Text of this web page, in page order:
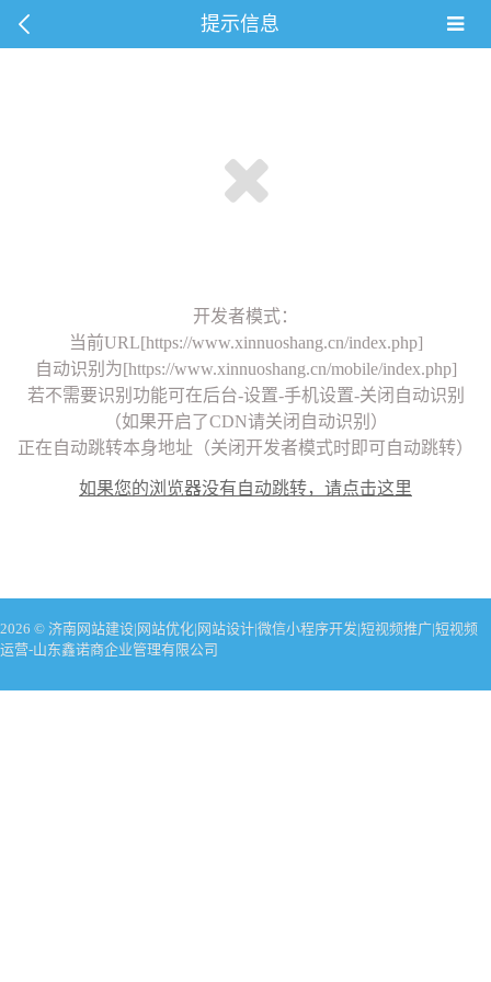
提示信息
开发者模式：
当前URL[https://www.xinnuoshang.cn/index.php]
自动识别为[https://www.xinnuoshang.cn/mobile/index.php]
若不需要识别功能可在后台-设置-手机设置-关闭自动识别
（如果开启了CDN请关闭自动识别）
正在自动跳转本身地址（关闭开发者模式时即可自动跳转）
如果您的浏览器没有自动跳转，请点击这里
2026 © 济南网站建设|网站优化|网站设计|微信小程序开发|短视频推广|短视频
运营-山东鑫诺商企业管理有限公司